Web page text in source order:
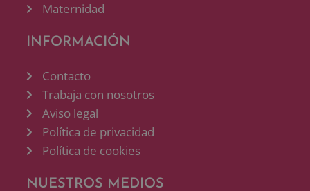
Maternidad
INFORMACIÓN
Contacto
Trabaja con nosotros
Aviso legal
Política de privacidad
Política de cookies
NUESTROS MEDIOS